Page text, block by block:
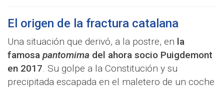
El origen de la fractura catalana
Una situación que derivó, a la postre, en la
famosa pantomima del ahora socio Puigdemont
en 2017. Su golpe a la Constitución y su
precipitada escapada en el maletero de un coche